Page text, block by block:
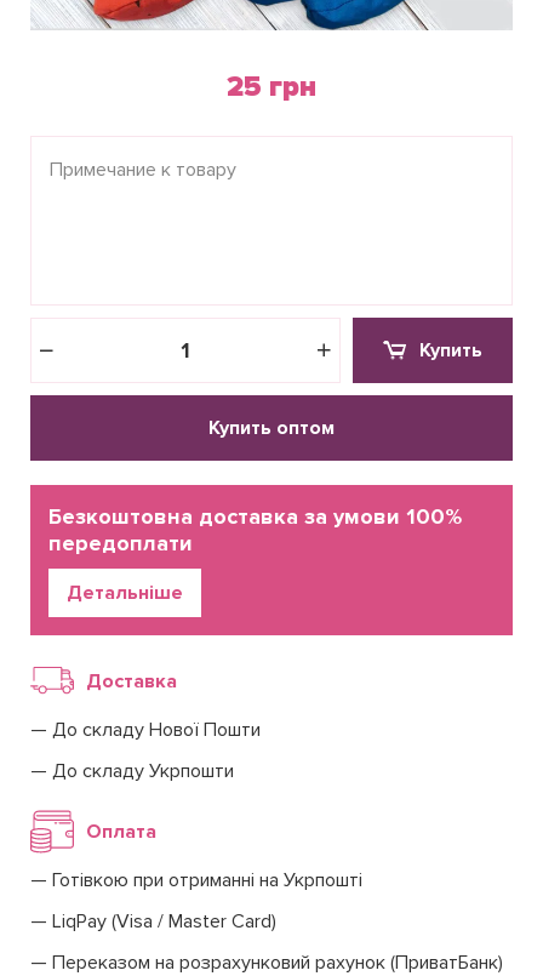
25 грн
Купить
Купить оптом
Детальніше
Безкоштовна доставка за умови 100%
передоплати
Доставка
До складу Нової Пошти
До складу Укрпошти
Оплата
Готівкою при отриманні на Укрпошті
LiqPay (Visa / Master Card)
Переказом на розрахунковий рахунок (ПриватБанк)